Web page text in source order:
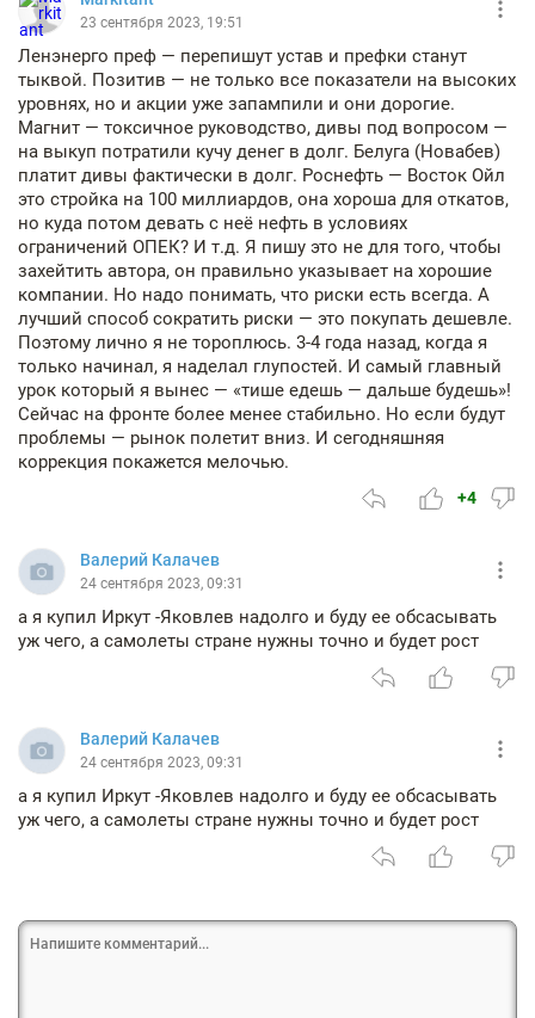
23 сентября 2023, 19:51
Ленэнерго преф — перепишут устав и префки станут
тыквой. Позитив — не только все показатели на высоких
уровнях, но и акции уже запампили и они дорогие.
Магнит — токсичное руководство, дивы под вопросом —
на выкуп потратили кучу денег в долг. Белуга (Новабев)
платит дивы фактически в долг. Роснефть — Восток Ойл
это стройка на 100 миллиардов, она хороша для откатов,
но куда потом девать с неё нефть в условиях
ограничений ОПЕК? И т.д. Я пишу это не для того, чтобы
захейтить автора, он правильно указывает на хорошие
компании. Но надо понимать, что риски есть всегда. А
лучший способ сократить риски — это покупать дешевле.
Поэтому лично я не тороплюсь. 3-4 года назад, когда я
только начинал, я наделал глупостей. И самый главный
урок который я вынес — «тише едешь — дальше будешь»!
Сейчас на фронте более менее стабильно. Но если будут
проблемы — рынок полетит вниз. И сегодняшняя
коррекция покажется мелочью.
+4
Валерий Калачев
24 сентября 2023, 09:31
а я купил Иркут -Яковлев надолго и буду ее обсасывать
уж чего, а самолеты стране нужны точно и будет рост
Валерий Калачев
24 сентября 2023, 09:31
а я купил Иркут -Яковлев надолго и буду ее обсасывать
уж чего, а самолеты стране нужны точно и будет рост